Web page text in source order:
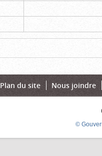
Plan du site Nous joindre
©